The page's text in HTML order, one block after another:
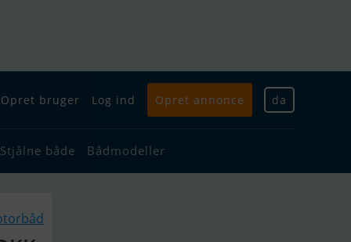
Opret bruger Log ind Opret annonce da
Stjålne både Bådmodeller